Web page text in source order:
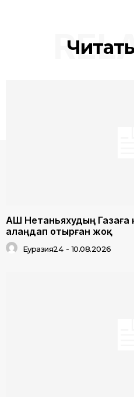
АҚШ Нетаньяхудың
алаңдап отырған жоқ
Еуразия24 - 10.08.2026